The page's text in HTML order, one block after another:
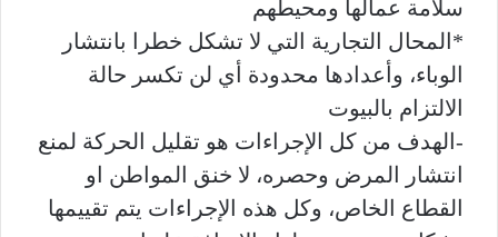
سلامة عمالها ومحيطهم
*المحال التجارية التي لا تشكل خطرا بانتشار
الوباء، وأعدادها محدودة أي لن تكسر حالة
الالتزام بالبيوت
-الهدف من كل الإجراءات هو تقليل الحركة لمنع
انتشار المرض وحصره، لا خنق المواطن او
القطاع الخاص، وكل هذه الإجراءات يتم تقييمها